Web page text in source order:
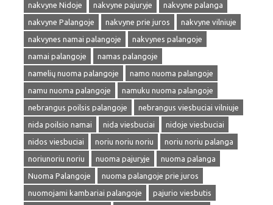
nakvyne Nidoje
nakvyne pajuryje
nakvyne palanga
nakvyne Palangoje
nakvyne prie juros
nakvyne vilniuje
nakvynes namai palangoje
nakvynes palangoje
namai palangoje
namas palangoje
namelių nuoma palangoje
namo nuoma palangoje
namu nuoma palangoje
namuku nuoma palangoje
nebrangus poilsis palangoje
nebrangus viesbuciai vilniuje
nida poilsio namai
nida viesbuciai
nidoje viesbuciai
nidos viesbuciai
noriu noriu noriu
noriu noriu palanga
noriunoriu noriu
nuoma pajuryje
nuoma palanga
Nuoma Palangoje
nuoma palangoje prie juros
nuomojami kambariai palangoje
pajurio viesbutis